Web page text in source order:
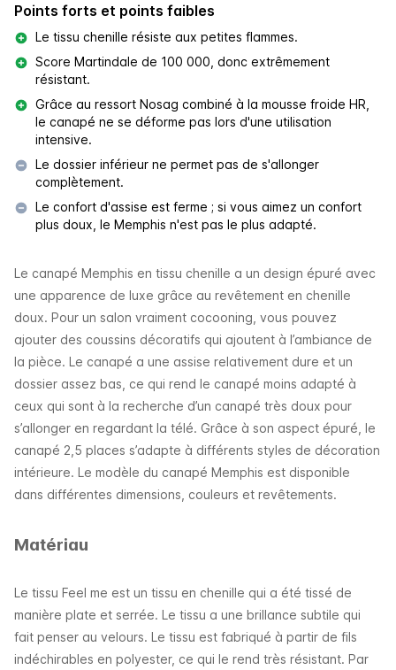
Points forts et points faibles
Le tissu chenille résiste aux petites flammes.
Score Martindale de 100 000, donc extrêmement
résistant.
Grâce au ressort Nosag combiné à la mousse froide HR,
le canapé ne se déforme pas lors d'une utilisation
intensive.
Le dossier inférieur ne permet pas de s'allonger
complètement.
Le confort d'assise est ferme ; si vous aimez un confort
plus doux, le Memphis n'est pas le plus adapté.
Le canapé Memphis en tissu chenille a un design épuré avec
une apparence de luxe grâce au revêtement en chenille
doux. Pour un salon vraiment cocooning, vous pouvez
ajouter des coussins décoratifs qui ajoutent à l’ambiance de
la pièce. Le canapé a une assise relativement dure et un
dossier assez bas, ce qui rend le canapé moins adapté à
ceux qui sont à la recherche d’un canapé très doux pour
s’allonger en regardant la télé. Grâce à son aspect épuré, le
canapé 2,5 places s’adapte à différents styles de décoration
intérieure. Le modèle du canapé Memphis est disponible
dans différentes dimensions, couleurs et revêtements.
Matériau
Le tissu Feel me est un tissu en chenille qui a été tissé de
manière plate et serrée. Le tissu a une brillance subtile qui
fait penser au velours. Le tissu est fabriqué à partir de fils
indéchirables en polyester, ce qui le rend très résistant. Par